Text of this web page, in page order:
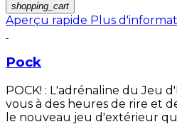
shopping_cart
Aperçu rapide Plus
Pock
POCK! : L'adrénaline du Jeu
vous à des heures de rire et
le nouveau jeu d'extérieur qui